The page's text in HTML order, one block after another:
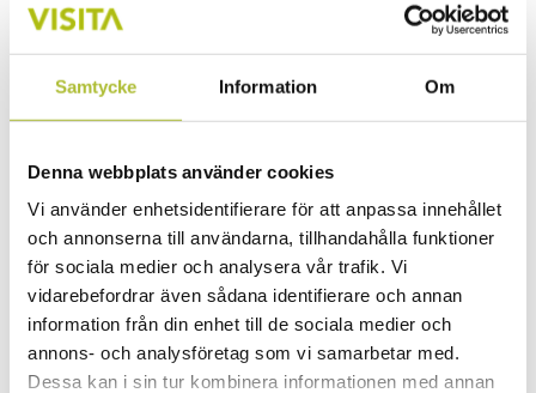
Samtycke Information Om
Denna webbplats använder cookies
Vi använder enhetsidentifierare för att anpassa innehållet
och annonserna till användarna, tillhandahålla funktioner
för sociala medier och analysera vår trafik. Vi
vidarebefordrar även sådana identifierare och annan
information från din enhet till de sociala medier och
annons- och analysföretag som vi samarbetar med.
Dessa kan i sin tur kombinera informationen med annan
Tillstånd och anmälan
Branschfakta
Kompetensförsörjning
Prioriterade frågor
Om Visita
Välkommen till Visita!
Styrelse
Visita Norrland
Visita Mellersta
Visita Stockholm & Gotland
Visita Södra
Visitas medarbetare
Visitas ledning